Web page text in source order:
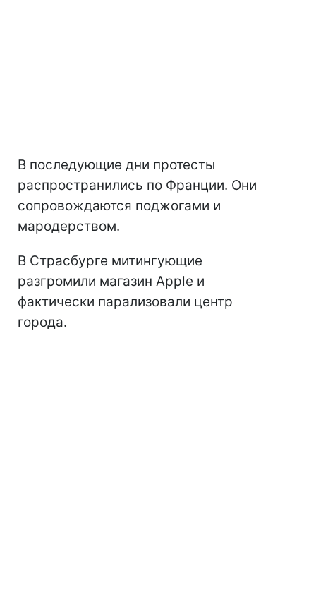
В последующие дни протесты
распространились по Франции. Они
сопровождаются поджогами и
мародерством.
В Страсбурге митингующие
разгромили магазин Apple и
фактически парализовали центр
города.